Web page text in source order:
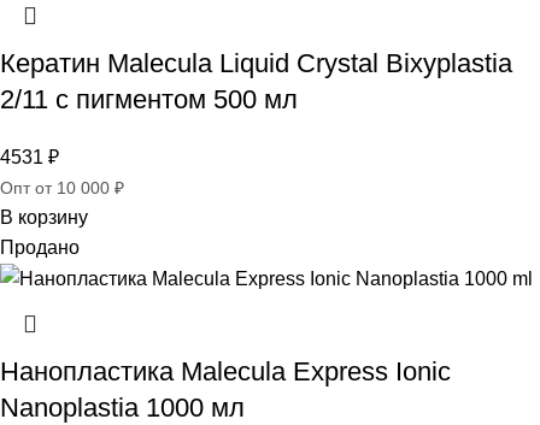
Кератин Malecula Liquid Crystal Bixyplastia
2/11 с пигментом 500 мл
4531 ₽
Опт от 10 000 ₽
В корзину
Продано
Нанопластика Malecula Express Ionic
Nanoplastia 1000 мл